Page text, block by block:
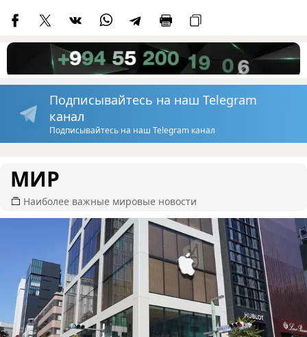
Подписывайтесь на наш Telegram
канал
Подписывайтесь на наш Telegram канал
МИР
Наиболее важные мировые новости